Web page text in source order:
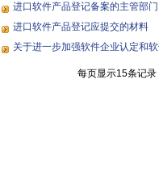
进口软件产品登记备案的主管部门
进口软件产品登记应提交的材料
关于进一步加强软件企业认定和
每页显示15条记